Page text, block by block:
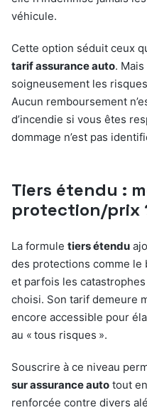
véhicule.
Cette option séduit ceux
tarif assurance auto.
soigneusement les
Aucun remboursement
d’incendie si vous êtes
dommage n’est pas
Tiers étendu :
protection/prix
La formule tiers étendu
des protections comme le
et parfois les
choisi. Son tarif demeure
encore accessible pour
au « tous risques ».
Souscrire à ce niveau
sur assurance auto tout
renforcée contre divers